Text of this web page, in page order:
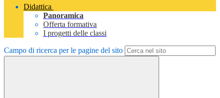
Didattica
Panoramica
Offerta formativa
I progetti delle classi
Campo di ricerca per le pagine del sito